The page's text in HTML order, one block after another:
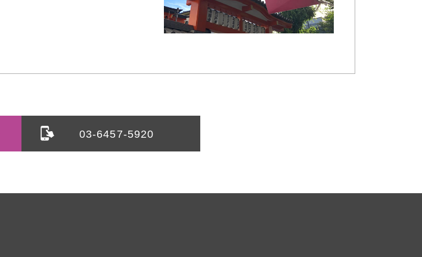
03-6457-5920